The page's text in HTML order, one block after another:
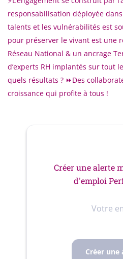
responsabilisation déployée
talents et les vulnérabilités est
pour préserver le vivant est une
Réseau National & un ancrage
d’experts RH implantés sur tout
quels résultats ? ⏩Des
croissance qui profite à tous !
Créer une alerte
d'emploi